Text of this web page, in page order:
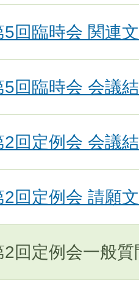
回臨時会 関連
回臨時会 会議
回定例会 会議
回定例会 請願
回定例会一般質